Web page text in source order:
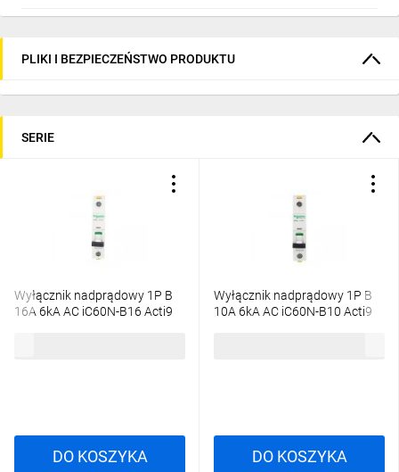
PLIKI I BEZPIECZEŃSTWO PRODUKTU
SERIE
Wyłącznik nadprądowy 1P B
16A 6kA AC iC60N-B16 Acti9
DO KOSZYKA
Wyłącznik nadprądowy 1P B
10A 6kA AC iC60N-B10 Acti9
DO KOSZYKA